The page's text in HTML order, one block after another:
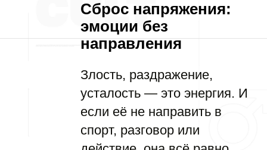
Сброс напряжения:
эмоции без
направления
Злость, раздражение,
усталость — это энергия. И
если её не направить в
спорт, разговор или